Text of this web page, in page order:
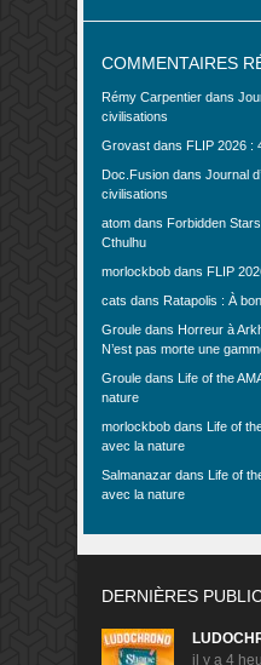
COMMENTAIRES
Rémy Carpentier dans
civilisations
Grovast dans FLIP 2026 :
Doc.Fusion dans Journal
civilisations
atom dans Forbidden
Cthulhu
morlockbob dans FLIP
cats dans Ratapolis : À
Groule dans Horreur à
N’est pas morte une
Groule dans Life of the
nature
morlockbob dans Life of
avec la nature
Salmanazar dans Life of
avec la nature
DERNIÈRES
il y a 4